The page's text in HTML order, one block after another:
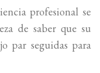
profesional se
de saber que su
par seguidas para